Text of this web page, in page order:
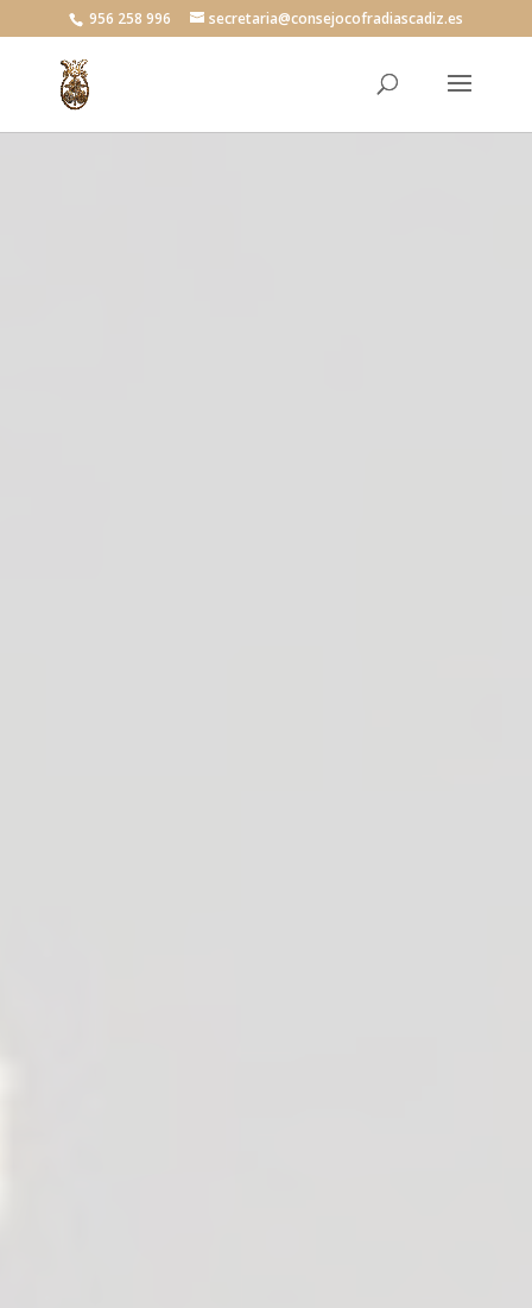
956 258 996 secretaria@consejocofradiascadiz.es